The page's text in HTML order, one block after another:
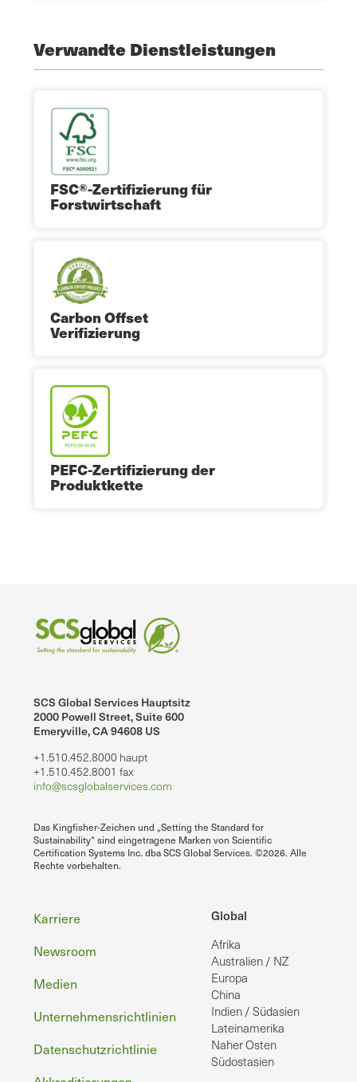
Verwandte Dienstleistungen
FSC®-Zertifizierung für
Forstwirtschaft
Carbon Offset
Verifizierung
PEFC-Zertifizierung der
Produktkette
SCS Global Services Hauptsitz
2000 Powell Street, Suite 600
Emeryville, CA 94608 US
+1.510.452.8000 haupt
+1.510.452.8001 fax
info@scsglobalservices.com
Das Kingfisher-Zeichen und „Setting the Standard for
Sustainability“ sind eingetragene Marken von Scientific
Certification Systems Inc. dba SCS Global Services. ©2026. Alle
Rechte vorbehalten.
Global
Afrika
Australien / NZ
Europa
China
Indien / Südasien
Lateinamerika
Naher Osten
Südostasien
Fußzeile
Karriere
Newsroom
Medien
Unternehmensrichtlinien
Datenschutzrichtlinie